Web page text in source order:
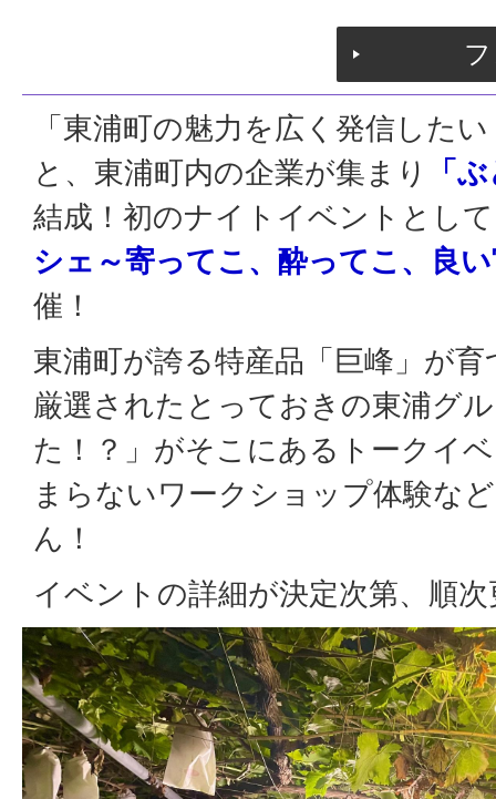
「東浦町の魅力を広く発信した
と、東浦町内の企業が集まり
「
結成！初のナイトイベントとして
シェ～寄ってこ、酔ってこ、良
催！
東浦町が誇る特産品「巨峰」が
厳選されたとっておきの東浦グ
た！？」がそこにあるトークイ
まらないワークショップ体験な
ん！
イベントの詳細が決定次第、順